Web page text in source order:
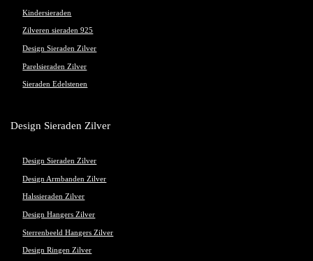
Kindersieraden
Zilveren sieraden 925
Design Sieraden Zilver
Parelsieraden Zilver
Sieraden Edelstenen
Design Sieraden Zilver
Design Sieraden Zilver
Design Armbanden Zilver
Halssieraden Zilver
Design Hangers Zilver
Sterrenbeeld Hangers Zilver
Design Ringen Zilver